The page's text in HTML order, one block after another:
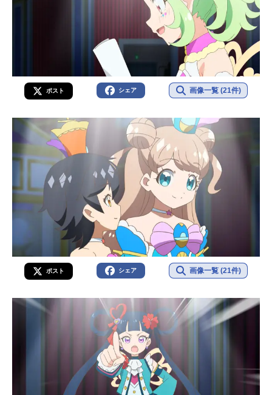
ポスト シェア 画像一覧 (21件)
ポスト シェア 画像一覧 (21件)